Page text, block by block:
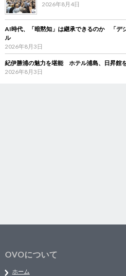
2026年8月4日
AI時代、「暗黙知」は継承できるのか 「デ
ル
2026年8月3日
紀伊勝浦の魅力を堪能 ホテル浦島、日昇館
2026年8月3日
OVOについて
ホーム